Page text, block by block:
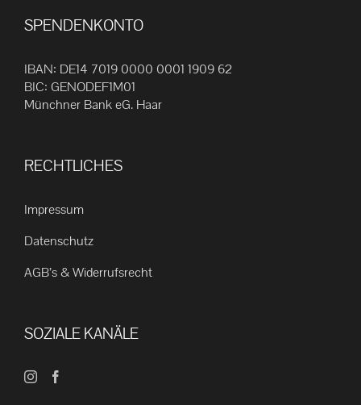
werden
SPENDENKONTO
IBAN: DE14 7019 0000 0001 1909 62
BIC: GENODEF1M01
Münchner Bank eG. Haar
RECHTLICHES
Impressum
Datenschutz
AGB’s & Widerrufsrecht
SOZIALE KANÄLE